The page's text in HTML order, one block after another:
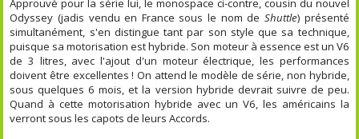
Approuvé pour la série lui, le monospace ci-contre, cousin du nouvel
Odyssey (jadis vendu en France sous le nom de Shuttle) présenté
simultanément, s'en distingue tant par son style que sa technique,
puisque sa motorisation est hybride. Son moteur à essence est un V6
de 3 litres, avec l'ajout d'un moteur électrique, les performances
doivent être excellentes ! On attend le modèle de série, non hybride,
sous quelques 6 mois, et la version hybride devrait suivre de peu.
Quand à cette motorisation hybride avec un V6, les américains la
verront sous les capots de leurs Accords.